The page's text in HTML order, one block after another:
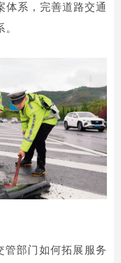
体系，完善道路交通
管部门如何拓展服务